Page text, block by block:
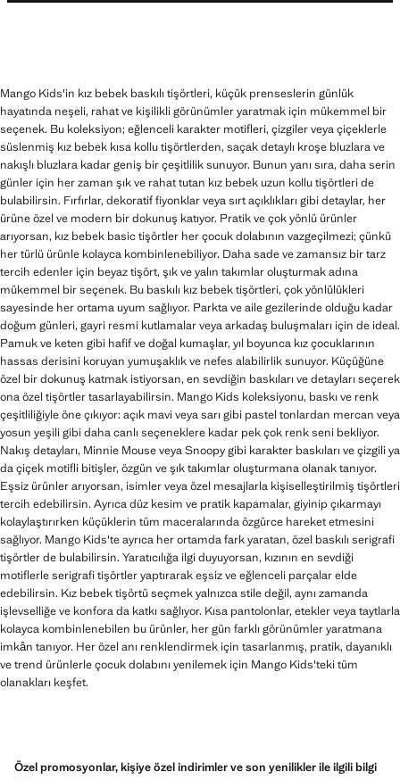
Mango Kids'in kız bebek baskılı tişörtleri, küçük prenseslerin günlük
hayatında neşeli, rahat ve kişilikli görünümler yaratmak için mükemmel bir
seçenek. Bu koleksiyon; eğlenceli karakter motifleri, çizgiler veya çiçeklerle
süslenmiş kız bebek kısa kollu tişörtlerden, saçak detaylı kroşe bluzlara ve
nakışlı bluzlara kadar geniş bir çeşitlilik sunuyor. Bunun yanı sıra, daha serin
günler için her zaman şık ve rahat tutan kız bebek uzun kollu tişörtleri de
bulabilirsin. Fırfırlar, dekoratif fiyonklar veya sırt açıklıkları gibi detaylar, her
ürüne özel ve modern bir dokunuş katıyor. Pratik ve çok yönlü ürünler
arıyorsan, kız bebek basic tişörtler her çocuk dolabının vazgeçilmezi; çünkü
her türlü ürünle kolayca kombinlenebiliyor. Daha sade ve zamansız bir tarz
tercih edenler için beyaz tişört, şık ve yalın takımlar oluşturmak adına
mükemmel bir seçenek. Bu baskılı kız bebek tişörtleri, çok yönlülükleri
sayesinde her ortama uyum sağlıyor. Parkta ve aile gezilerinde olduğu kadar
doğum günleri, gayri resmi kutlamalar veya arkadaş buluşmaları için de ideal.
Pamuk ve keten gibi hafif ve doğal kumaşlar, yıl boyunca kız çocuklarının
hassas derisini koruyan yumuşaklık ve nefes alabilirlik sunuyor. Küçüğüne
özel bir dokunuş katmak istiyorsan, en sevdiğin baskıları ve detayları seçerek
ona özel tişörtler tasarlayabilirsin. Mango Kids koleksiyonu, baskı ve renk
çeşitliliğiyle öne çıkıyor: açık mavi veya sarı gibi pastel tonlardan mercan veya
yosun yeşili gibi daha canlı seçeneklere kadar pek çok renk seni bekliyor.
Nakış detayları, Minnie Mouse veya Snoopy gibi karakter baskıları ve çizgili ya
da çiçek motifli bitişler, özgün ve şık takımlar oluşturmana olanak tanıyor.
Eşsiz ürünler arıyorsan, isimler veya özel mesajlarla kişiselleştirilmiş tişörtleri
tercih edebilirsin. Ayrıca düz kesim ve pratik kapamalar, giyinip çıkarmayı
kolaylaştırırken küçüklerin tüm maceralarında özgürce hareket etmesini
sağlıyor. Mango Kids'te ayrıca her ortamda fark yaratan, özel baskılı serigrafi
tişörtler de bulabilirsin. Yaratıcılığa ilgi duyuyorsan, kızının en sevdiği
motiflerle serigrafi tişörtler yaptırarak eşsiz ve eğlenceli parçalar elde
edebilirsin. Kız bebek tişörtü seçmek yalnızca stile değil, aynı zamanda
işlevselliğe ve konfora da katkı sağlıyor. Kısa pantolonlar, etekler veya taytlarla
kolayca kombinlenebilen bu ürünler, her gün farklı görünümler yaratmana
imkân tanıyor. Her özel anı renklendirmek için tasarlanmış, pratik, dayanıklı
ve trend ürünlerle çocuk dolabını yenilemek için Mango Kids'teki tüm
olanakları keşfet.
Özel promosyonlar, kişiye özel indirimler ve son yenilikler ile ilgili bilgi